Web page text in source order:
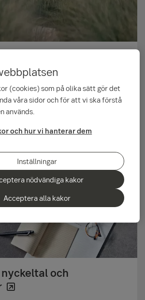
nyckeltal, placeringar,
styrelse, årsredovisningar och
på sebgroup.com. Klicka vidare för
Liv och bolagets förvaltning.
och
(cookies) som på olika sätt gör det
våra sidor och för att vi ska förstå
används.
och hur vi hanterar dem
Inställningar
nödvändiga kakor
Acceptera alla kakor